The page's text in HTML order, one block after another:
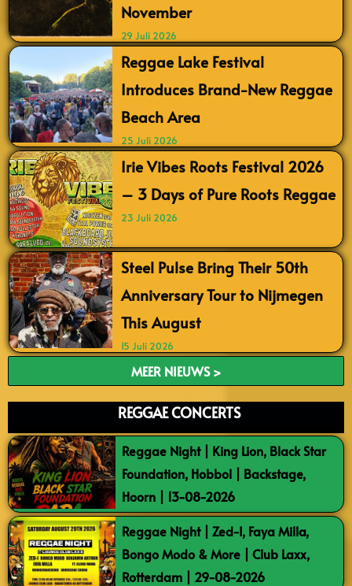
November
29 Juli 2026
Reggae Lake Festival
Introduces Brand-New Reggae
Beach Area
25 Juli 2026
Irie Vibes Roots Festival 2026
– 3 Days of Pure Roots Reggae
23 Juli 2026
Steel Pulse Bring Their 50th
Anniversary Tour to Nijmegen
This August
15 Juli 2026
MEER NIEUWS >
REGGAE CONCERTS
Reggae Night | King Lion, Black Star
Foundation, Hobbol | Backstage,
Hoorn | 13-08-2026
Reggae Night | Zed-I, Faya Milla,
Bongo Modo & More | Club Laxx,
Rotterdam | 29-08-2026